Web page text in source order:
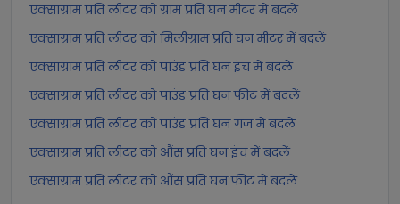
एक्साग्राम प्रति लीटर को ग्राम प्रति घन मीटर में बदलें
एक्साग्राम प्रति लीटर को मिलीग्राम प्रति घन मीटर में बदलें
एक्साग्राम प्रति लीटर को पाउंड प्रति घन इंच में बदलें
एक्साग्राम प्रति लीटर को पाउंड प्रति घन फीट में बदलें
एक्साग्राम प्रति लीटर को पाउंड प्रति घन गज में बदलें
एक्साग्राम प्रति लीटर को औंस प्रति घन इंच में बदलें
एक्साग्राम प्रति लीटर को औंस प्रति घन फीट में बदलें